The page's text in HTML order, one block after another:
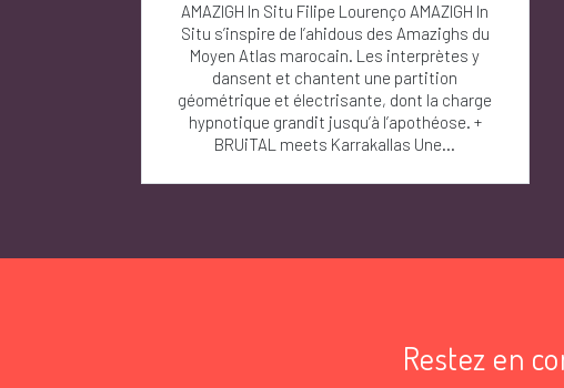
AMAZIGH In Situ Filipe Lourenço AMAZIGH In
Situ s’inspire de l’ahidous des Amazighs du
Moyen Atlas marocain. Les interprètes y
dansent et chantent une partition
géométrique et électrisante, dont la charge
hypnotique grandit jusqu’à l’apothéose. +
BRUiTAL meets Karrakallas Une...
Restez en